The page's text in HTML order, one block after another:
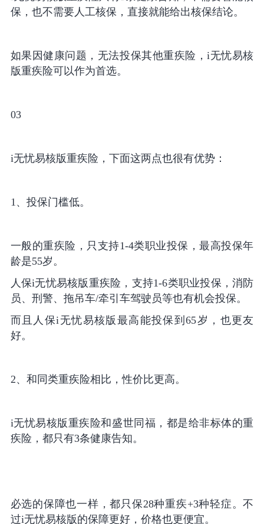
保，也不需要人工核保，直接就能给出核保结论。
如果因健康问题，无法投保其他重疾险，i无忧易核
版重疾险可以作为首选。
03
i无忧易核版重疾险，下面这两点也很有优势：
1、投保门槛低。
一般的重疾险，只支持1-4类职业投保，最高投保年
龄是55岁。
人保i无忧易核版重疾险，支持1-6类职业投保，消防
员、刑警、拖吊车/牵引车驾驶员等也有机会投保。
而且人保i无忧易核版最高能投保到65岁，也更友
好。
2、和同类重疾险相比，性价比更高。
i无忧易核版重疾险和盛世同福，都是给非标体的重
疾险，都只有3条健康告知。
必选的保障也一样，都只保28种重疾+3种轻症。不
过i无忧易核版的保障更好，价格也更便宜。